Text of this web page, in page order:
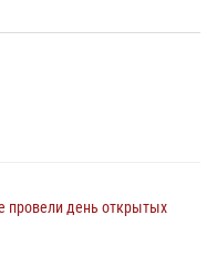
провели день открытых